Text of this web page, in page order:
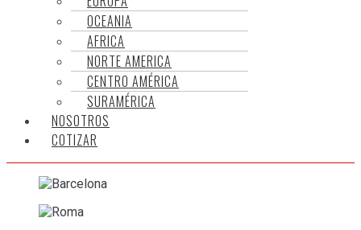
OCEANIA
AFRICA
NORTE AMERICA
CENTRO AMÉRICA
SURAMÉRICA
NOSOTROS
COTIZAR